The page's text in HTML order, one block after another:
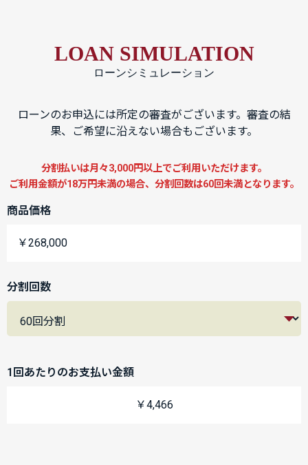
LOAN SIMULATION
ローンシミュレーション
ローンのお申込には所定の審査がございます。審査の結
果、ご希望に沿えない場合もございます。
分割払いは月々3,000円以上でご利用いただけます。
ご利用金額が18万円未満の場合、分割回数は60回未満となります。
商品価格
￥268,000
分割回数
1回あたりのお支払い金額
￥4,466